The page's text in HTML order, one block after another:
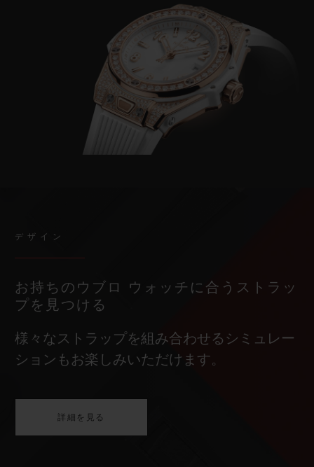
デザイン
お持ちのウブロ ウォッチに合うストラッ
プを見つける
様々なストラップを組み合わせるシミュレー
ションもお楽しみいただけます。
詳細を見る